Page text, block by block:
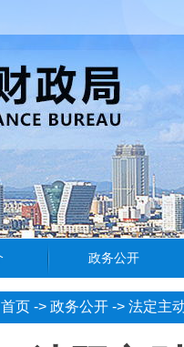
首页 -> 政务公开 -> 法定主